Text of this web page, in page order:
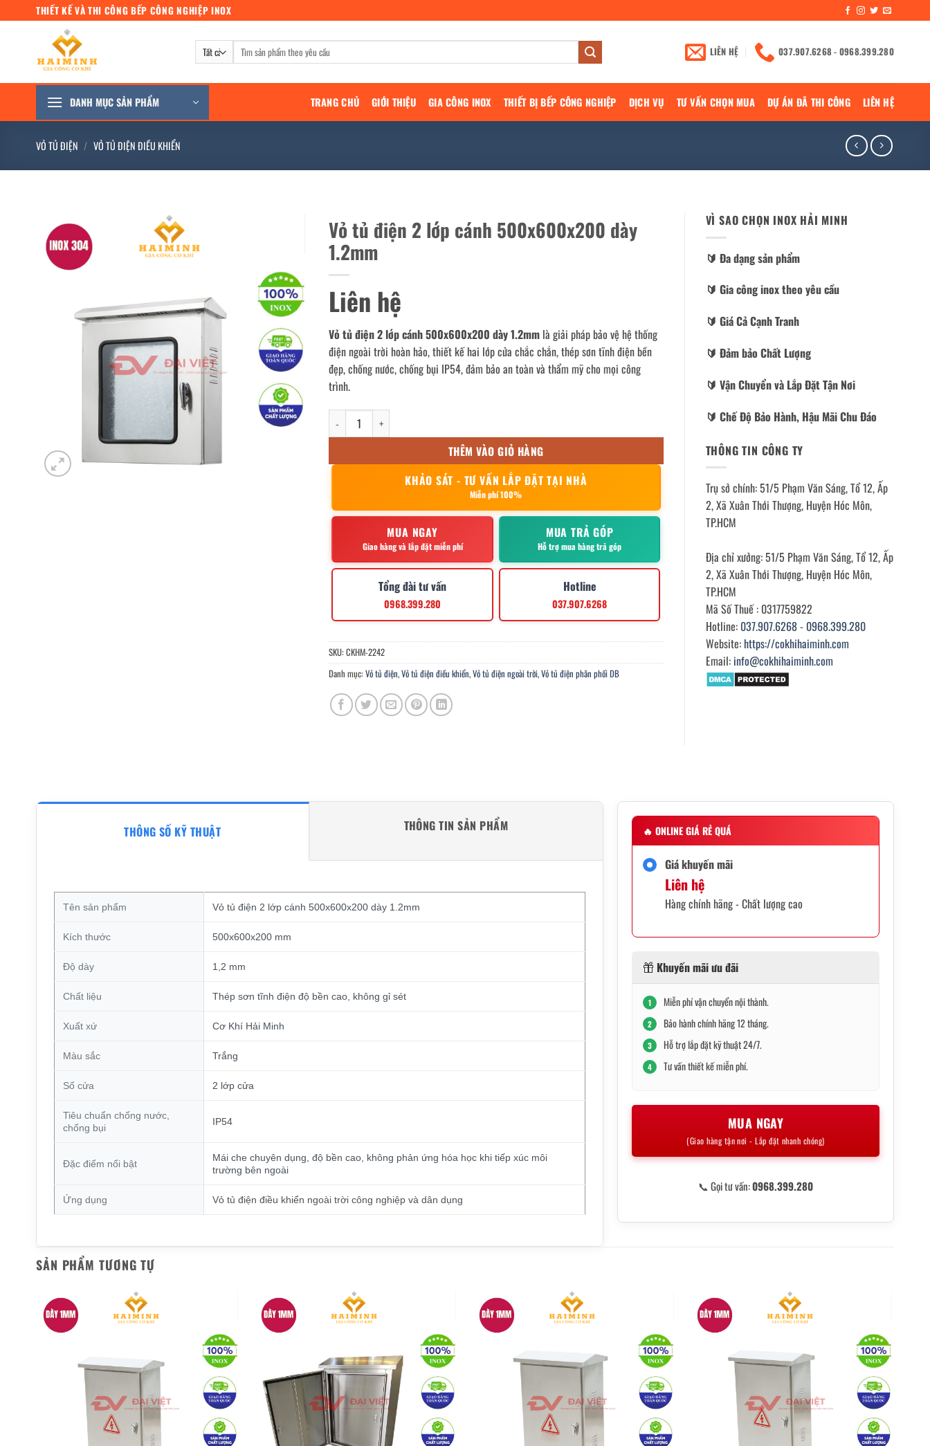
qua
THIẾT KẾ VÀ THI CÔNG BẾP CÔNG NGHIỆP INOX
Tìm
kiếm:
LIÊN HỆ 037.907.6268 - 0968.399.280
DANH MỤC SẢN PHẨM TRANG CHỦ GIỚI THIỆU GIA CÔNG INOX THIẾT BỊ BẾP CÔNG NGHIỆP DỊCH VỤ TƯ VẤN CHỌN MUA DỰ ÁN ĐÃ THI CÔNG LIÊN HỆ
VỎ TỦ ĐIỆN / VỎ TỦ ĐIỆN ĐIỀU KHIỂN
Vỏ tủ điện 2 lớp cánh 500x600x200 dày
1.2mm
Liên hệ
Vỏ tủ điện 2 lớp cánh 500x600x200 dày 1.2mm là giải pháp bảo vệ hệ thống
điện ngoài trời hoàn hảo, thiết kế hai lớp cửa chắc chắn, thép sơn tĩnh điện bền
đẹp, chống nước, chống bụi IP54, đảm bảo an toàn và thẩm mỹ cho mọi công
trình.
Vỏ tủ điện 2 lớp cánh 500x600x200 dày 1.2mm số lượng
THÊM VÀO GIỎ HÀNG
KHẢO SÁT - TƯ VẤN LẮP ĐẶT TẠI NHÀ
Miễn phí 100%
MUA NGAY
Giao hàng và lắp đặt miễn phí
MUA TRẢ GÓP
Hỗ trợ mua hàng trả góp
Tổng đài tư vấn
0968.399.280
Hotline
037.907.6268
SKU:CKHM-2242
Danh mục:Vỏ tủ điện,Vỏ tủ điện điều khiển,Vỏ tủ điện ngoài trời,Vỏ tủ điện phân phối DB
VÌ SAO CHỌN INOX HẢI MINH
🔰️ Đa dạng sản phẩm
🔰️ Gia công inox theo yêu cầu
🔰️ Giá Cả Cạnh Tranh
🔰️ Đảm bảo Chất Lượng
🔰️ Vận Chuyển và Lắp Đặt Tận Nơi
🔰️ Chế Độ Bảo Hành, Hậu Mãi Chu Đáo
THÔNG TIN CÔNG TY
Trụ sở chính: 51/5 Phạm Văn Sáng, Tổ 12, Ấp
2, Xã Xuân Thới Thượng, Huyện Hóc Môn,
TP.HCM
Địa chỉ xưởng: 51/5 Phạm Văn Sáng, Tổ 12, Ấp
2, Xã Xuân Thới Thượng, Huyện Hóc Môn,
TP.HCM
Mã Số Thuế : 0317759822
Hotline: 037.907.6268- 0968.399.280
Website: https://cokhihaiminh.com
Email: info@cokhihaiminh.com
THÔNG SỐ KỸ THUẬT THÔNG TIN SẢN PHẨM
Tên sản phẩm Vỏ tủ điện 2 lớp cánh 500x600x200 dày 1.2mm
Kích thước 500x600x200 mm
Độ dày 1,2 mm
Chất liệu Thép sơn tĩnh điện độ bền cao, không gỉ sét
Xuất xứ Cơ Khí Hải Minh
Màu sắc Trắng
Số cửa 2 lớp cửa
Tiêu chuẩn chống nước,
chống bụi
IP54
Đặc điểm nổi bật
Mái che chuyên dụng, độ bền cao, không phản ứng hóa học khi tiếp xúc môi
trường bên ngoài
Ứng dụng Vỏ tủ điện điều khiển ngoài trời công nghiệp và dân dụng
🔥 ONLINE GIÁ RẺ QUÁ
Giá khuyến mãi
Liên hệ
Hàng chính hãng - Chất lượng cao
Khuyến mãi ưu đãi
1 Miễn phí vận chuyển nội thành.
2 Bảo hành chính hãng 12 tháng.
3 Hỗ trợ lắp đặt kỹ thuật 24/7.
4 Tư vấn thiết kế miễn phí.
MUA NGAY
(Giao hàng tận nơi - Lắp đặt nhanh chóng)
📞 Gọi tư vấn:0968.399.280
SẢN PHẨM TƯƠNG TỰ